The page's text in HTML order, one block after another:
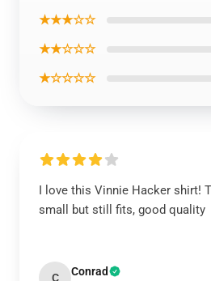
★★★☆☆
★★☆☆☆
★☆☆☆☆
I love this Vinnie Hacker shirt!
small but still fits, good quality
C Conrad